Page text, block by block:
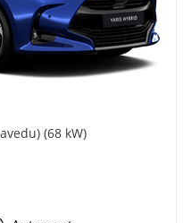
(68 kW)